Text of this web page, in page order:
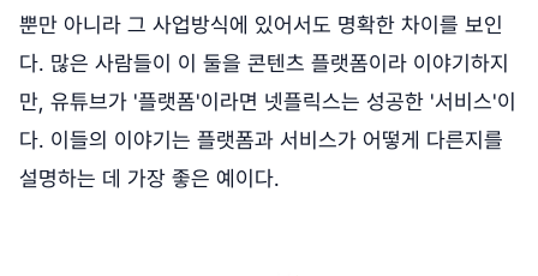
뿐만 아니라 그 사업방식에 있어서도 명확한 차이를 보인
다. 많은 사람들이 이 둘을 콘텐츠 플랫폼이라 이야기하지
만, 유튜브가 '플랫폼'이라면 넷플릭스는 성공한 '서비스'이
다. 이들의 이야기는 플랫폼과 서비스가 어떻게 다른지를
설명하는 데 가장 좋은 예이다.